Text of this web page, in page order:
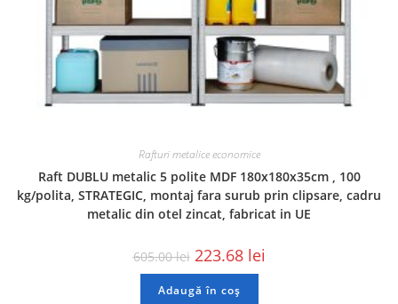
Rafturi metalice economice
Raft DUBLU metalic 5 polite MDF 180x180x35cm , 100
kg/polita, STRATEGIC, montaj fara surub prin clipsare, cadru
metalic din otel zincat, fabricat in UE
605.00lei 223.68 lei
Adaugă în coș